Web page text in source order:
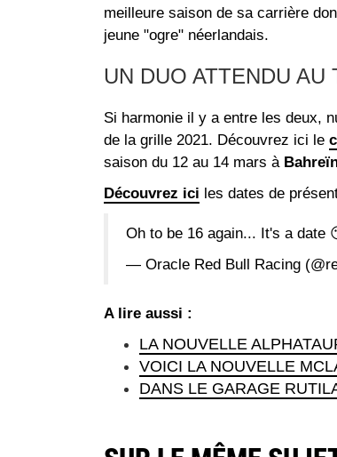
meilleure saison de sa carrière
jeune "ogre" néerlandais.
UN DUO ATTENDU AU
Si harmonie il y a entre les deux,
de la grille 2021. Découvrez ici le
saison du 12 au 14 mars à
Découvrez ici les dates de
Oh to be 16 again... It's a date
— Oracle Red Bull Racing
A lire aussi :
LA NOUVELLE
VOICI LA NOUVELLE
DANS LE GARAGE